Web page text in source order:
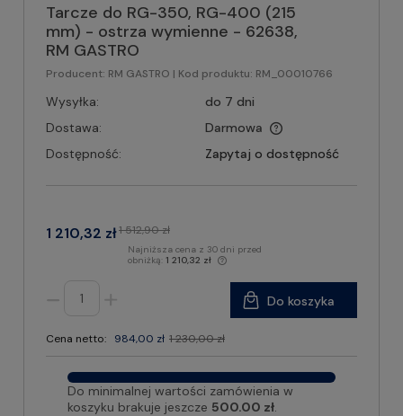
Tarcze do RG-350, RG-400 (215
mm) - ostrza wymienne - 62638,
RM GASTRO
Producent: RM GASTRO | Kod produktu: RM_00010766
Wysyłka:
do 7 dni
Dostawa:
Darmowa
Dostępność:
Zapytaj o dostępność
1 210,32 zł1 512,90 zł
Najniższa cena z 30 dni przed
obniżką: 1 210,32 zł
Cena netto: 984,00 zł 1 230,00 zł
Do koszyka
Do minimalnej wartości zamówienia w
koszyku brakuje jeszcze 500.00 zł.